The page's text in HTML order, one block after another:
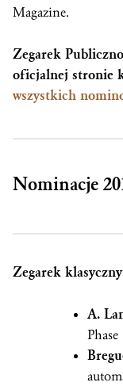
Magazine.
Zegarek
oficjalnej stronie
wszystkich
Nominacje
Zegarek
A.
Phase